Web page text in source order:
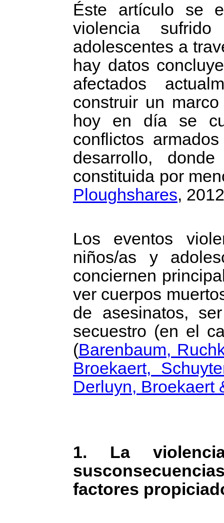
Éste artículo se
violencia
adolescentes a
hay datos
afectados
construir un
hoy en día se
conflictos
desarrollo,
constituida por
Ploughshares,
Los eventos
niños/as y
conciernen
ver cuerpos
de asesinatos,
secuestro (en el
(Barenbaum,
Broekaert,
Derluyn, Broekaert
1. La
factores